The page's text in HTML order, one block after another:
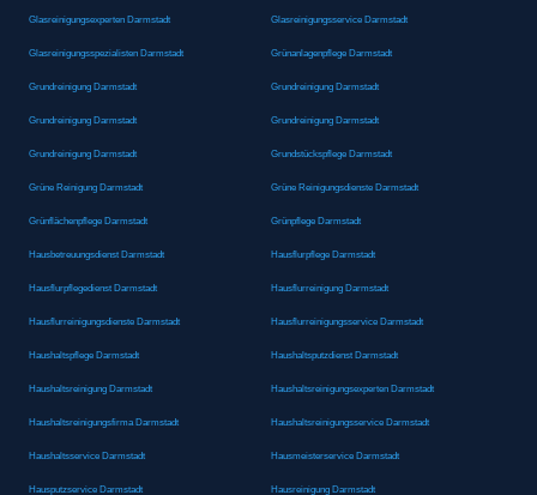
Glasreinigungsexperten Darmstadt Glasreinigungsservice Darmstadt
Glasreinigungsspezialisten Darmstadt Grünanlagenpflege Darmstadt
Grundreinigung Darmstadt Grundreinigung Darmstadt
Grundreinigung Darmstadt Grundreinigung Darmstadt
Grundreinigung Darmstadt Grundstückspflege Darmstadt
Grüne Reinigung Darmstadt Grüne Reinigungsdienste Darmstadt
Grünflächenpflege Darmstadt Grünpflege Darmstadt
Hausbetreuungsdienst Darmstadt Hausflurpflege Darmstadt
Hausflurpflegedienst Darmstadt Hausflurreinigung Darmstadt
Hausflurreinigungsdienste Darmstadt Hausflurreinigungsservice Darmstadt
Haushaltspflege Darmstadt Haushaltsputzdienst Darmstadt
Haushaltsreinigung Darmstadt Haushaltsreinigungsexperten Darmstadt
Haushaltsreinigungsfirma Darmstadt Haushaltsreinigungsservice Darmstadt
Haushaltsservice Darmstadt Hausmeisterservice Darmstadt
Hausputzservice Darmstadt Hausreinigung Darmstadt